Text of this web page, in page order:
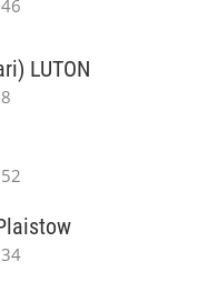
LUTON